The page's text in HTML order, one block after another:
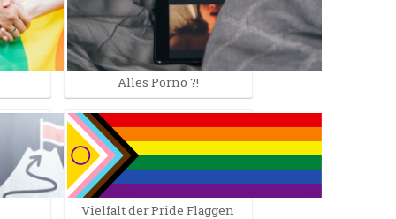
Alles Porno ?!
Vielfalt der Pride Flaggen